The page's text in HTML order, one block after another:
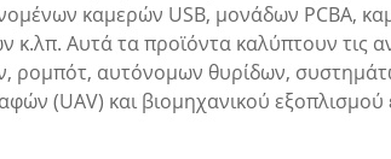
καμερών USB, μονάδων PCBA,
Αυτά τα προϊόντα καλύπτουν τις
αυτόνομων θυρίδων,
(UAV) και βιομηχανικού εξοπλισμού